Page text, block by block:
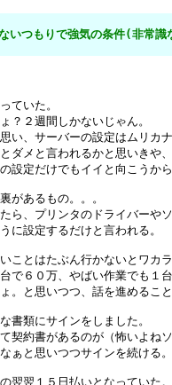
いつもりで強気の条件(非常識
ていた。
？２週間しかないじゃん。
い、サーバーの設定はムリカナ
ダメと言われるかと思いきや、
設定だけでもイイと向こうから
があるもの。。。
ら、プリンタのドライバーや
に設定するだけと言われる。
ことはたぶん行かないとワカラ
で６０万、やばい作業でも１
。と思いつつ、話を進めること
書類にサインをしました。
契約書があるのが（怖いよね
ぁと思いつつサインを続ける。
翌翌１５日払いとなっていた。